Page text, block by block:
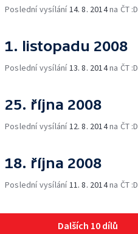
Poslední vysílání 14. 8. 2014na ČT :D
1. listopadu 2008
Poslední vysílání 13. 8. 2014na ČT :D
25. října 2008
Poslední vysílání 12. 8. 2014na ČT :D
18. října 2008
Poslední vysílání 11. 8. 2014na ČT :D
Dalších 10 dílů